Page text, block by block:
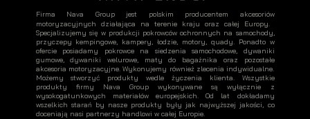
Firma Nava Group jest polskim producentem akcesoriów
motoryzacyjnych działająca na terenie kraju oraz całej Europy.
Specjalizujemy się w produkcji pokrowców ochronnych na samochody,
przyczepy kempingowe, kampery, łodzie, motory, quady. Ponadto w
ofercie posiadamy pokrowce na siedzenia samochodowe, dywaniki
gumowe, dywaniki welurowe, maty do bagażnika oraz pozostałe
akcesoria motoryzacyjne. Wykonujemy również zlecenia indywidualne.
Możemy stworzyć produkty wedle życzenia klienta. Wszystkie
produkty firmy Nava Group wykonywane są wyłącznie z
wysokogatunkowych materiałów europejskich. Od lat dokładamy
wszelkich starań by nasze produkty były jak najwyższej jakości, co
doceniają nasi partnerzy handlowi w całej Europie.